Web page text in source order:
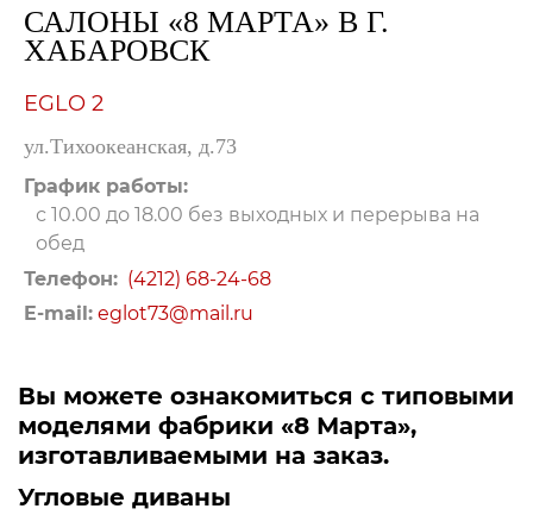
САЛОНЫ «8 МАРТА» В Г.
ХАБАРОВСК
EGLO 2
ул.Тихоокеанская, д.73
График работы:
с 10.00 до 18.00 без выходных и перерыва на
обед
Телефон: (4212) 68-24-68
E-mail: eglot73@mail.ru
Вы можете ознакомиться с типовыми
моделями фабрики «8 Марта»,
изготавливаемыми на заказ.
Угловые диваны